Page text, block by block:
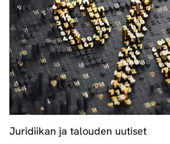
Juridiikan ja talouden uutiset